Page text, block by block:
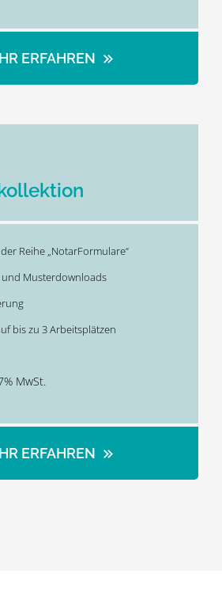
ERFAHREN
Reihe „NotarFormulare“
Musterdownloads
bis zu 3 Arbeitsplätzen
MwSt.
ERFAHREN